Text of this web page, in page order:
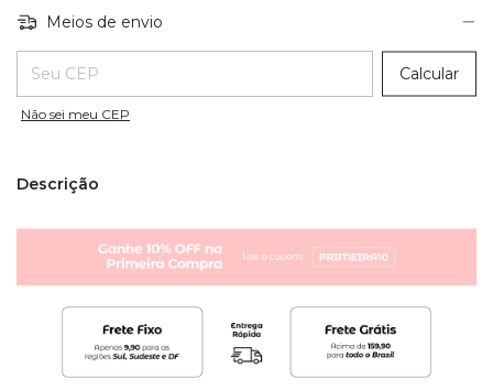
Meios de envio
Entregas para o CEP:
Calcular
Não sei meu CEP
Descrição